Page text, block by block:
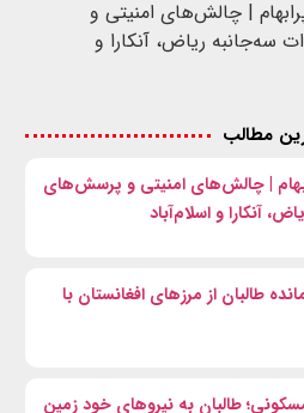
| چالش‌های امنیتی و
سه‌جانبه ریاض، آنکارا و
مطالب
| چالش‌های امنیتی و پرسش‌های
آنکارا و اسلام‌آباد
طالبان از مرزهای افغانستان با
طالبان به نیروهای خود زمین